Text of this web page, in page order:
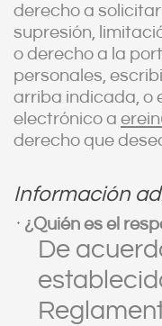
derecho a
supresión,
o derecho a la
personales,
arriba indicada, o
electrónico a
derecho que
Información
¿Quién es el
De